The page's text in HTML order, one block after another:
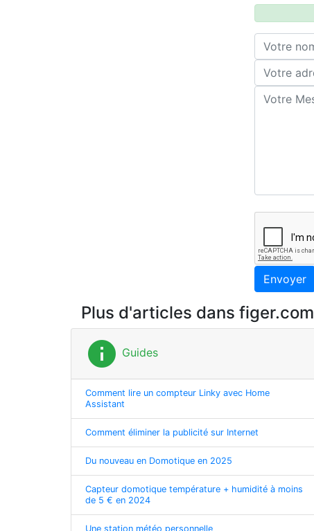
Envoyer
Plus d'articles dans figer.com
info Guides
Comment lire un compteur Linky avec Home
Assistant
Comment éliminer la publicité sur Internet
Du nouveau en Domotique en 2025
Capteur domotique température + humidité à moins
de 5 € en 2024
Une station météo personnelle